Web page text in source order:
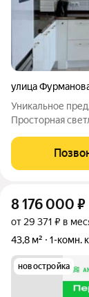
улица
Уникальное
Просторная
Школы 70 и 175
заниматься
8 176 000 ₽
от 29 371 ₽ в
43,8 м²
1-комн.
новостройка